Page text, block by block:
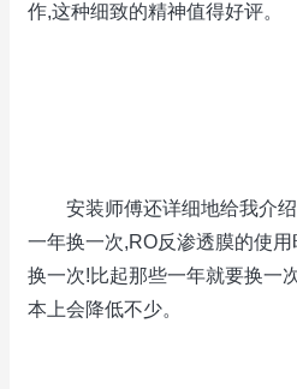
作,这种细致的精神值得好评。
安装师傅还详细地给我介绍
一年换一次,RO反渗透膜的使
换一次!比起那些一年就要换一
本上会降低不少。